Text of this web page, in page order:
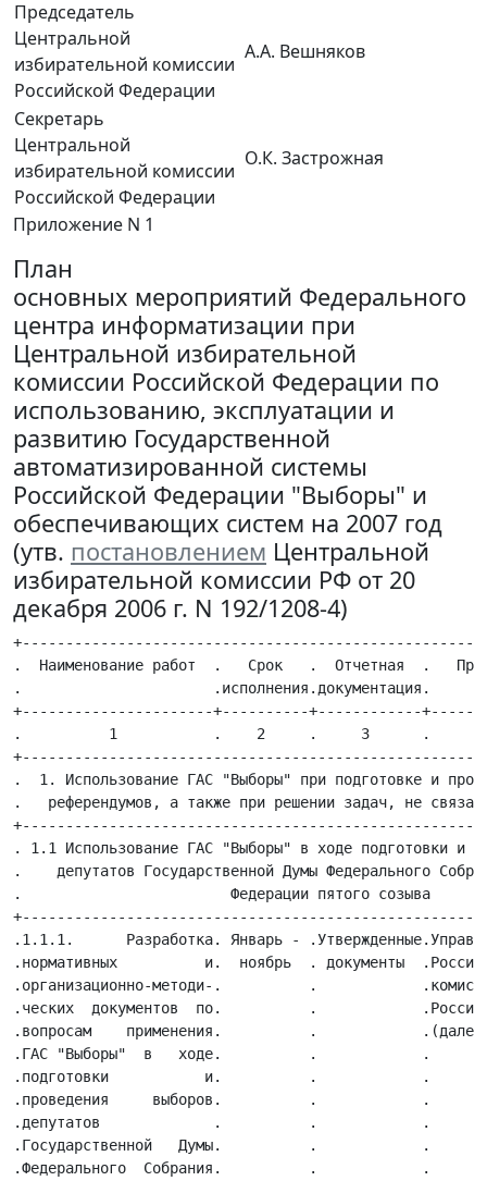
Председатель
Центральной
избирательной комиссии
Российской Федерации
А.А. Вешняков
Секретарь
Центральной
избирательной комиссии
Российской Федерации
О.К. Застрожная
Приложение N 1
План
основных мероприятий Федерального
центра информатизации при
Центральной избирательной
комиссии Российской Федерации по
использованию, эксплуатации и
развитию Государственной
автоматизированной системы
Российской Федерации "Выборы" и
обеспечивающих систем на 2007 год
(утв. постановлением Центральной
избирательной комиссии РФ от 20
декабря 2006 г. N 192/1208-4)
+-----------------------------------------------------------------------+
.  Наименование работ  .   Срок   .  Отчетная  .   Принимают участие    .
.                      .исполнения.документация.                        .
+----------------------+----------+------------+------------------------.
.          1           .    2     .     3      .           4            .
+-----------------------------------------------------------------------.
.  1. Использование ГАС "Выборы" при подготовке и проведении выборов,   .
.   референдумов, а также при решении задач, не связанных с выборами    .
+-----------------------------------------------------------------------.
. 1.1 Использование ГАС "Выборы" в ходе подготовки и проведения выборов .
.    депутатов Государственной Думы Федерального Собрания Российской    .
.                        Федерации пятого созыва                        .
+-----------------------------------------------------------------------.
.1.1.1.      Разработка. Январь - .Утвержденные.Управления Аппарата  ЦИК.
.нормативных          и.  ноябрь  . документы  .России,    избирательные.
.организационно-методи-.          .            .комиссии       субъектов.
.ческих  документов  по.          .            .Российской     Федерации.
.вопросам    применения.          .            .(далее - ИКСРФ)         .
.ГАС "Выборы"  в   ходе.          .            .                        .
.подготовки           и.          .            .                        .
.проведения     выборов.          .            .                        .
.депутатов             .          .            .                        .
.Государственной   Думы.          .            .                        .
.Федерального  Собрания.          .            .                        .
.Российской Федерации  .          .            .                        .
+----------------------+----------+------------+------------------------.
.1.1.2.     Организация. Январь - .  Отчеты,   .ИКСРФ, сервисные  центры.
.бесперебойного        . декабрь  .   анализ   .ГАС            "Выборы",.
.функционирования      .          .   работы   .организации-разработчики.
.программно-технических.          . сервисных  .                        .
.средств     комплексов.          .  центров   .                        .
.средств  автоматизации.          .            .                        .
.(КСА) ГАС  "Выборы"  в.          .            .                        .
.период   подготовки  и.          .            .                        .
.проведения федеральных.          .            .                        .
.выборов               .          .            .                        .
+----------------------+----------+------------+------------------------.
.1.1.3.     Организация. Август - .   Отчет    .Управления Аппарата  ЦИК.
.информационной       и. декабрь  .            .России,                 .
.технической  поддержки.          .            .организации-исполнители .
.сайтов ЦИК  России   и.          .            .                        .
.ИКСРФ,                .          .            .                        .
.программно-техническо-.          .            .                        .
.го           комплекса.          .            .                        .
."Мобильный портал"   в.          .            .                        .
.период  подготовки   и.          .            .                        .
.проведения федеральных.          .            .                        .
.выборов               .          .            .                        .
+----------------------+----------+------------+------------------------.
.1.1.4.     Организация. Январь - .   Отчеты   .Управления Аппарата  ЦИК.
.работы              по. декабрь  .            .России,           ИКСРФ,.
.использованию      ГАС.          .            .организации-исполнители .
."Выборы"           для.          .            .                        .
.определения     границ.          .            .                        .
.частей      территорий.          .            .                        .
.субъектов   Российской.          .            .                        .
.Федерации,     которым.          .            .                        .
.могут         (должны).          .            .                        .
.соответствовать       .          .            .                        .
.региональные    группы.          .            .                        .
.кандидатов в депутаты,.          .            .                        .
.уточнения      списков.          .            .                        .
.избирателей,  проверки.          .            .                        .
.подписных      листов,.          .            .                        .
.оперативного          .          .            .                        .
.подведения      итогов.          .            .                        .
.голосования,          .          .            .                        .
.распределения         .          .            .                        .
.депутатских  мандатов,.          .            .                        .
.контроля избирательных.          .            .                        .
.фондов, а также других.          .            .                        .
.задач    решаемых    с.          .            .                        .
.использованием        .          .            .                        .
.комплексов     средств.          .            .                        .
.автоматизации         .          .            .                        .
+----------------------+----------+------------+------------------------.
.1.1.5.    Согласование.Май - июнь. Концепция, .Члены    ЦИК     России,.
.Концепции             .          . Перечень и .Управления Аппарата  ЦИК.
.функционирования      .          .   формы    .России,           ИКСРФ,.
.Федерального          .          . документов .организации-исполнители .
.информационного центра.          .            .                        .
.(ФЦИ)   ЦИК    России,.          .            .                        .
.перечня    и      форм.          .            .                        .
.документов,           .          .            .                        .
.формируемых        ГАС.          .            .                        .
."Выборы"           для.          .            .                        .
.обеспечения его работы.          .            .                        .
.в период подготовки  и.          .            .                        .
.проведения федеральных.          .            .                        .
.выборов               .          .            .                        .
+----------------------+----------+------------+------------------------.
.1.1.6.     Обеспечение. Август - .   Отчет    .Члены     ЦИК    России,.
.функционирования   КСА. декабрь  .            .Управления  Аппарата ЦИК.
.ЦИК России для  работы.          .            .России,                 .
.ФИЦ      в      период.          .            .организации-исполнители .
.подготовки           и.          .            .                        .
.проведения федеральных.          .            .                        .
.выборов               .          .            .                        .
+----------------------+----------+------------+------------------------.
.1.1.7.   Подготовка  и.  Май -   .   Отчеты   .Члены